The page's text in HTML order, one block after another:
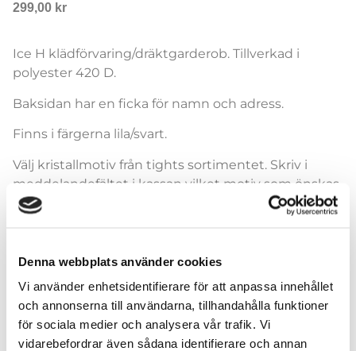
Denna webbplats använder cookies
Vi använder enhetsidentifierare för att anpassa innehållet
och annonserna till användarna, tillhandahålla funktioner
för sociala medier och analysera vår trafik. Vi
vidarebefordrar även sådana identifierare och annan
299,00 kr
Ice H klädförvaring/dräktgarderob. Tillverkad i
polyester 420 D.
Baksidan har en ficka för namn och adress.
Finns i färgerna lila/svart.
Välj kristallmotiv från tights sortimentet. Skriv i
meddelandefältet i kassan vilket motiv som önskas.
Lägg till i varukorg